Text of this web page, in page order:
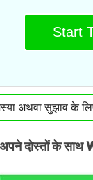
Start
अथवा सुझाव के
दोस्तों के